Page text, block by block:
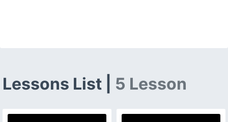
Lessons List | 5 Lesson